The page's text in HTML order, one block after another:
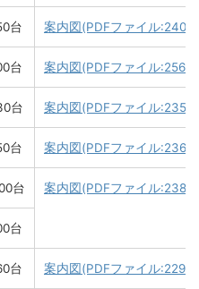
台 案内図(PDFファイル
台 案内図(PDFファイル
台 案内図(PDFファイル
台 案内図(PDFファイル
台 案内図(PDFファイル
台
台 案内図(PDFファイル